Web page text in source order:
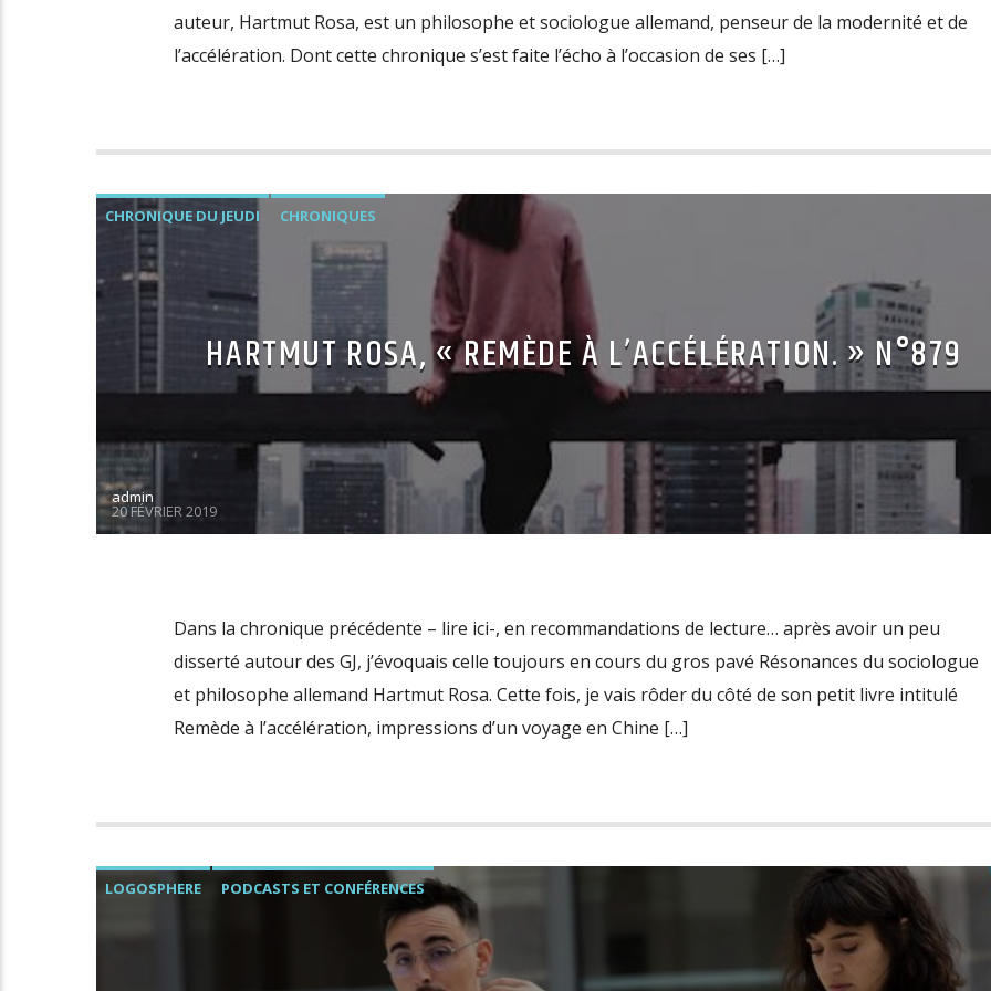
auteur, Hartmut Rosa, est un philosophe et sociologue allemand, penseur de la modernité et de
l’accélération. Dont cette chronique s’est faite l’écho à l’occasion de ses […]
CHRONIQUE DU JEUDI CHRONIQUES
HARTMUT ROSA, « REMÈDE À L’ACCÉLÉRATION. » N°879
admin
20 FÉVRIER 2019
Dans la chronique précédente – lire ici-, en recommandations de lecture… après avoir un peu
disserté autour des GJ, j’évoquais celle toujours en cours du gros pavé Résonances du sociologue
et philosophe allemand Hartmut Rosa. Cette fois, je vais rôder du côté de son petit livre intitulé
Remède à l’accélération, impressions d’un voyage en Chine […]
LOGOSPHERE PODCASTS ET CONFÉRENCES